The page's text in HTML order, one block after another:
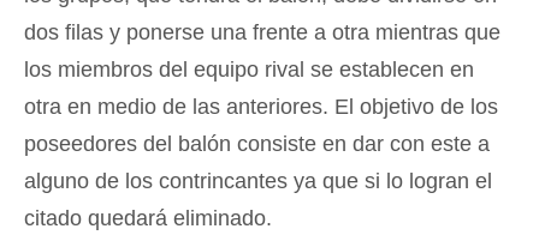
dos filas y ponerse una frente a otra mientras que
los miembros del equipo rival se establecen en
otra en medio de las anteriores. El objetivo de los
poseedores del balón consiste en dar con este a
alguno de los contrincantes ya que si lo logran el
citado quedará eliminado.